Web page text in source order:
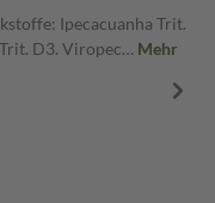
Ipecacuanha Trit.
D3. Viropec… Mehr